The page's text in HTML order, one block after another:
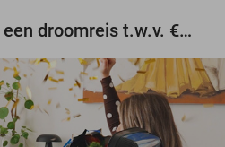
Maak gratis kans op een droomreis t.w.v. €3.000!